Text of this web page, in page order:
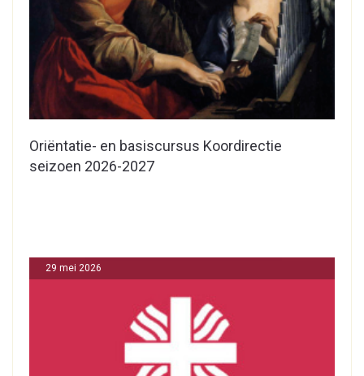
Oriëntatie- en basiscursus Koordirectie
seizoen 2026-2027
29 mei 2026